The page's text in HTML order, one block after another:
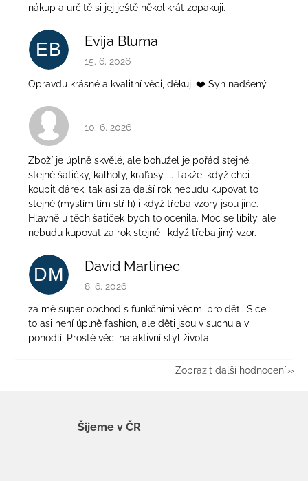
nákup a určitě si jej ještě několikrát zopakuji.
EB Evija Bluma
Hodnocení obchodu je 5 z 5 hvězdiček.
15. 6. 2026
Opravdu krásné a kvalitní věci, děkuji ❤️ Syn nadšený
Hodnocení obchodu je 4 z 5 hvězdiček.
10. 6. 2026
Zboží je úplně skvělé, ale bohužel je pořád stejné.,
stejné šatičky, kalhoty, kraťasy..... Takže, když chci
koupit dárek, tak asi za další rok nebudu kupovat to
stejné (myslím tím střih) i když třeba vzory jsou jiné.
Hlavně u těch šatiček bych to ocenila. Moc se líbily, ale
nebudu kupovat za rok stejné i když třeba jiný vzor.
DM David Martinec
Hodnocení obchodu je 5 z 5 hvězdiček.
8. 6. 2026
za mě super obchod s funkčními věcmi pro děti. Sice
to asi není úplně fashion, ale děti jsou v suchu a v
pohodlí. Prostě věci na aktivní styl života.
Zobrazit další hodnocení
Šijeme v ČR